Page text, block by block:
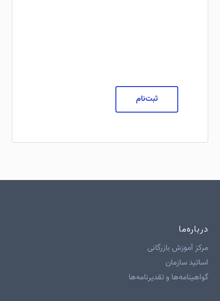
ثبت‌نام
درباره‌ما
مرکز آموزش بازرگانی
اساتید سازمان
گواهینامه‌ها و تقدیرنامه‌ها